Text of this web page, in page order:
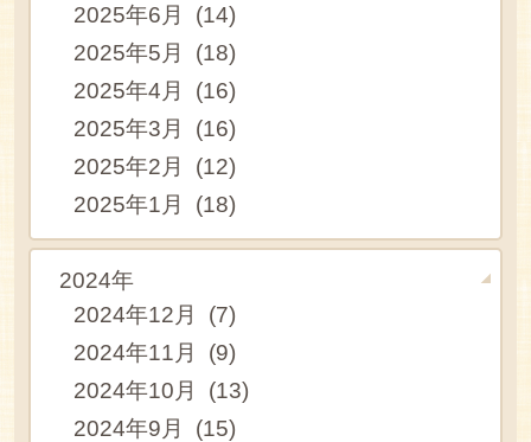
2025年6月 (14)
2025年5月 (18)
2025年4月 (16)
2025年3月 (16)
2025年2月 (12)
2025年1月 (18)
2024年
2024年12月 (7)
2024年11月 (9)
2024年10月 (13)
2024年9月 (15)